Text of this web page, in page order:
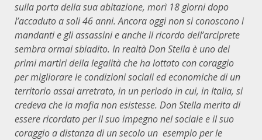
sulla porta della sua abitazione, morì 18 giorni dopo
l’accaduto a soli 46 anni. Ancora ogginon si conoscono i
mandanti e gli assassini e anche il ricordo dell’arciprete
sembra ormai sbiadito. In realtà Don Stellaè uno dei
primi martiri della legalità che ha lottato con coraggio
per migliorare le condizioni sociali ed economiche di un
territorio assai arretrato, in un periodo in cui, in Italia, si
credeva che la mafia non esistesse. Don Stella merita di
esserericordato per il suo impegno nel sociale e il suo
coraggioa distanza di un secolo un esempioper le